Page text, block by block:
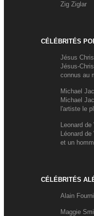
Zig Ziglar
CÉLÉBRITÉS
Jésus
Jésus-
connus au
Michael
Michael
l'artiste le
Leonard de
Léonard
et un
CÉLÉBRITÉS
Alain
Maggie